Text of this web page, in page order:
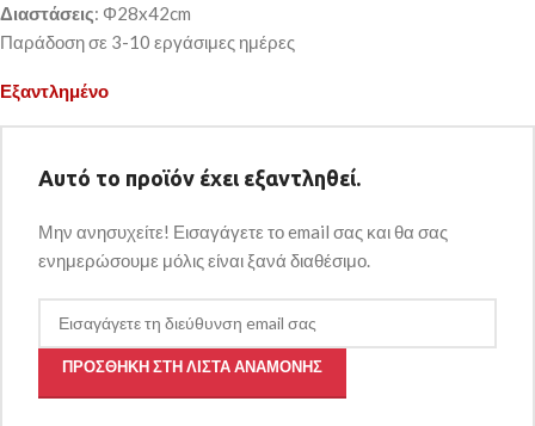
Διαστάσεις: Φ28x42cm
Παράδοση σε 3-10 εργάσιμες ημέρες
Εξαντλημένο
Αυτό το προϊόν έχει εξαντληθεί.
Μην ανησυχείτε! Εισαγάγετε το email σας και θα σας
ενημερώσουμε μόλις είναι ξανά διαθέσιμο.
ΠΡΟΣΘΉΚΗ ΣΤΗ ΛΊΣΤΑ ΑΝΑΜΟΝΉΣ